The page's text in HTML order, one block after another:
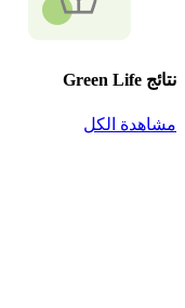
نتائج Green Life
مشاهدة الكل